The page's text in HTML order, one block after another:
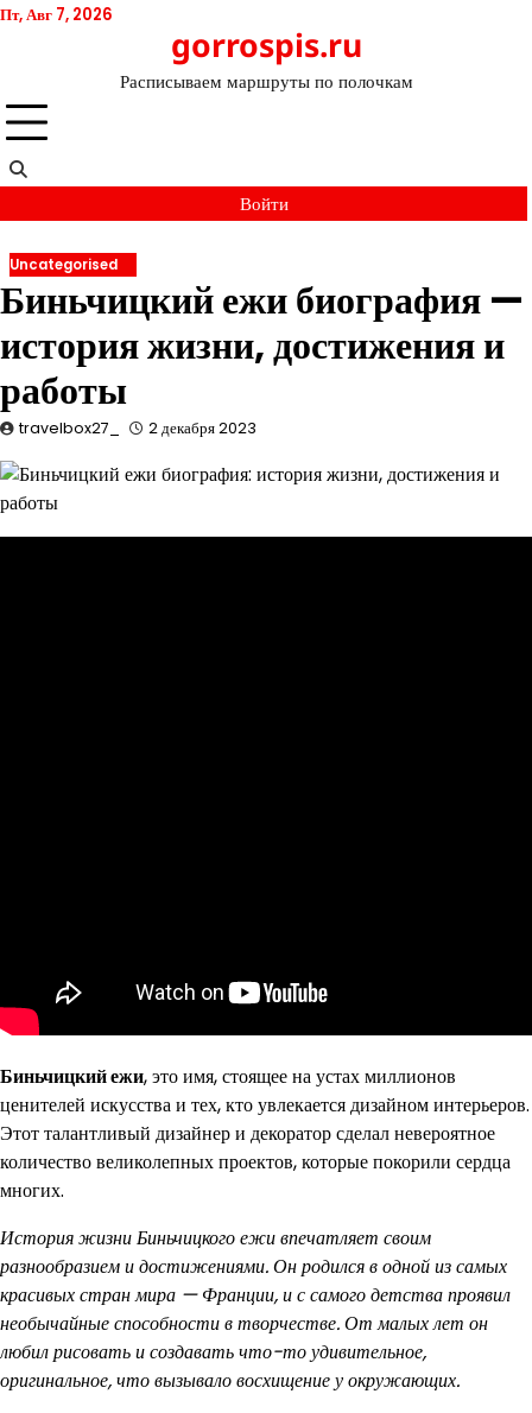
Перейти
Пт, Авг 7, 2026
gorrospis.ru
Расписываем маршруты по полочкам
Войти
Uncategorised
Биньчицкий ежи биография —
история жизни, достижения и
работы
travelbox27_ 2 декабря 2023
Биньчицкий ежи, это имя, стоящее на устах миллионов
ценителей искусства и тех, кто увлекается дизайном интерьеров.
Этот талантливый дизайнер и декоратор сделал невероятное
количество великолепных проектов, которые покорили сердца
многих.
История жизни Биньчицкого ежи впечатляет своим
разнообразием и достижениями. Он родился в одной из самых
красивых стран мира — Франции, и с самого детства проявил
необычайные способности в творчестве. От малых лет он
любил рисовать и создавать что-то удивительное,
оригинальное, что вызывало восхищение у окружающих.